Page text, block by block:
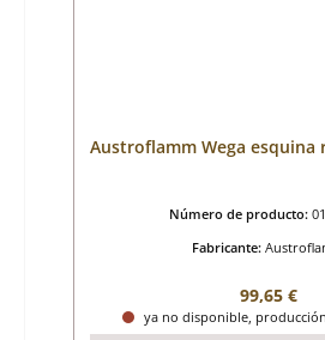
Austroflamm Wega esquina
Número de producto:
Fabricante:
Precio
99,65 €
ya no disponible,